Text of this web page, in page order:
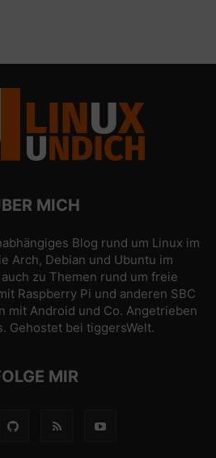
MICH
Blog rund um Linux im
Arch, Debian und Ubuntu im
zu Themen rund um freie
Raspberry Pi und anderen SBC
mit Android und Co. Angetrieben
. Gehostet bei tiggersWelt.
MIR